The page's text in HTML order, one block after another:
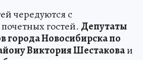
чередуются с
гостей. Депутаты
города Новосибирска по
Виктория Шестаковаи